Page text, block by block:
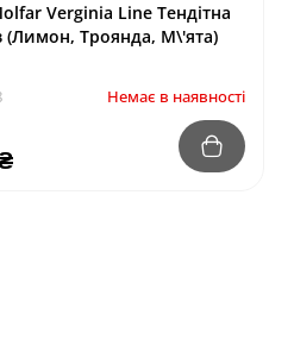
Verginia Line Тендітна
(Лимон, Троянда, М\'ята)
Немає в наявності